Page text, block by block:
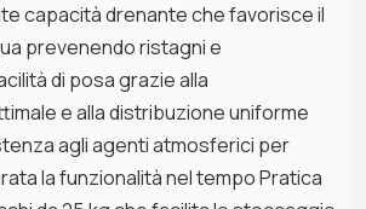
capacità drenante che favorisce il
prevenendo ristagni e
di posa grazie alla
e alla distribuzione uniforme
agli agenti atmosferici per
la funzionalità nel tempo Pratica